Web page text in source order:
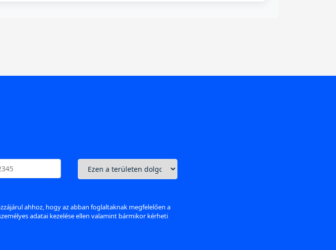
ahhoz, hogy az abban foglaltaknak megfelelően a
adatai kezelése ellen valamint bármikor kérheti